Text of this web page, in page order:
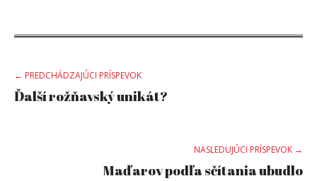
Post
← PREDCHÁDZAJÚCI PRÍSPEVOK
Ďalší rožňavský unikát?
NASLEDUJÚCI PRÍSPEVOK →
Maďarov podľa sčítania ubudlo